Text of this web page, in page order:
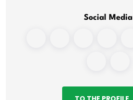
Social Media